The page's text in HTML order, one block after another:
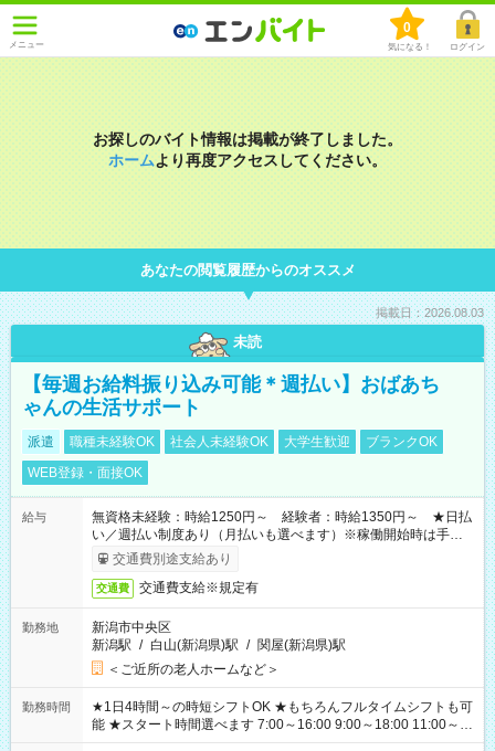
メニュー
0
気になる！ ログイン
お探しのバイト情報は掲載が終了しました。
ホームより再度アクセスしてください。
あなたの閲覧履歴からのオススメ
掲載日：2026.08.03
未読
【毎週お給料振り込み可能＊週払い】おばあち
ゃんの生活サポート
派遣 職種未経験OK 社会人未経験OK 大学生歓迎
ブランクOK
WEB登録・面接OK
給与
無資格未経験：時給1250円～ 経験者：時給1350円～ ★日払
い／週払い制度あり（月払いも選べます）※稼働開始時は手続き
完了次第のお支払いとなります。
交通費別途支給あり
交通費 交通費支給※規定有
勤務地
新潟市中央区
新潟駅 / 白山(新潟県)駅 / 関屋(新潟県)駅
＜ご近所の老人ホームなど＞
勤務時間
★1日4時間～の時短シフトOK ★もちろんフルタイムシフトも可
能 ★スタート時間選べます 7:00～16:00 9:00～18:00 11:00～
20:00 など 残業なし！ ※Wワークの場合、他のお仕事と合わせ